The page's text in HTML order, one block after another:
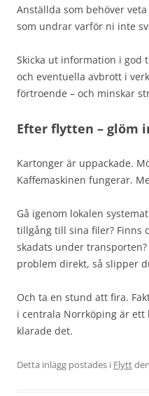
Anställda som behöver
som undrar varför ni inte
Skicka ut information i god
och eventuella avbrott i
förtroende – och minskar
Efter flytten – glöm
Kartonger är uppackade.
Kaffemaskinen fungerar.
Gå igenom lokalen
tillgång till sina filer? Finns
skadats under
problem direkt, så slipper
Och ta en stund att fira.
i centrala Norrköping är ett
klarade det.
Detta inlägg postades i Flyttden